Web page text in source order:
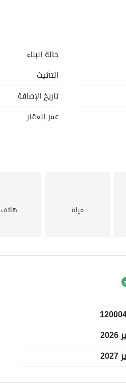
حالة البناء
التأثيث
تاريخ الإضافة
عمر العقار
مياه هاتف